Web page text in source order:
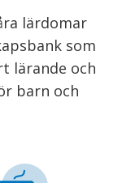
lärdomar
som
lärande och
barn och